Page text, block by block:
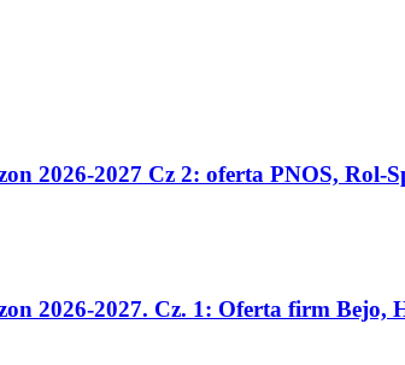
2026-2027 Cz 2: oferta PNOS, Rol-
2026-2027. Cz. 1: Oferta firm Bejo,